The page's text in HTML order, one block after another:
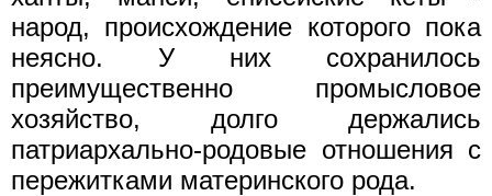
народ, происхождение которого пока
неясно. У них сохранилось
преимущественно промысловое
хозяйство, долго держались
патриархально-родовые отношения с
пережитками материнского рода.